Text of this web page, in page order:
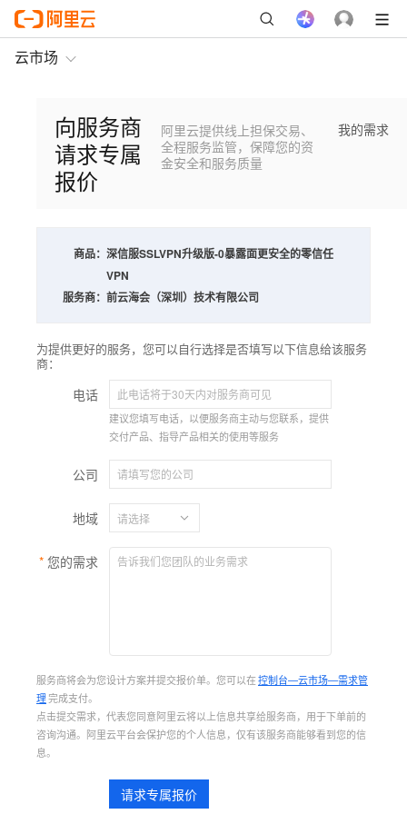
云市场
向服务商
请求专属
报价
阿里云提供线上担保交易、
全程服务监管，保障您的资
金安全和服务质量
我的需求
商品： 深信服SSLVPN升级版-0暴露面更安全的零信任
VPN
服务商： 前云海会（深圳）技术有限公司
为提供更好的服务，您可以自行选择是否填写以下信息给该服务
商：
电话
建议您填写电话，以便服务商主动与您联系，提供
交付产品、指导产品相关的使用等服务
公司
地域
您的需求
服务商将会为您设计方案并提交报价单。您可以在控制台—云市场—需求管
理完成支付。
点击提交需求，代表您同意阿里云将以上信息共享给服务商，用于下单前的
咨询沟通。阿里云平台会保护您的个人信息，仅有该服务商能够看到您的信
息。
请求专属报价